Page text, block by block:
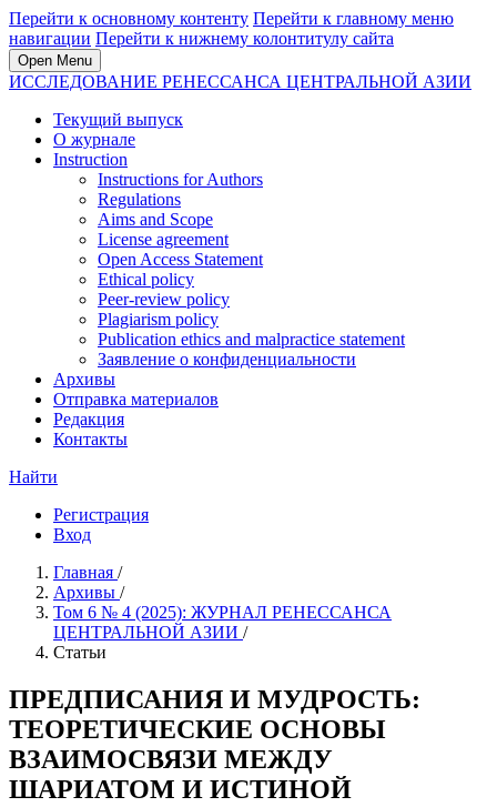
Перейти к основному контенту Перейти к главному меню
навигации Перейти к нижнему колонтитулу сайта
Open Menu
ИССЛЕДОВАНИЕ РЕНЕССАНСА ЦЕНТРАЛЬНОЙ АЗИИ
Текущий выпуск
О журнале
Instruction
Instructions for Authors
Regulations
Aims and Scope
License agreement
Open Access Statement
Ethical policy
Peer-review policy
Plagiarism policy
Publication ethics and malpractice statement
Заявление о конфиденциальности
Архивы
Отправка материалов
Редакция
Контакты
Найти
Регистрация
Вход
Главная /
Архивы /
Том 6 № 4 (2025): ЖУРНАЛ РЕНЕCСАНСА
ЦЕНТРАЛЬНОЙ АЗИИ /
Статьи
ПРЕДПИСАНИЯ И МУДРОСТЬ:
ТЕОРЕТИЧЕСКИЕ ОСНОВЫ
ВЗАИМОСВЯЗИ МЕЖДУ
ШАРИАТОМ И ИСТИНОЙ